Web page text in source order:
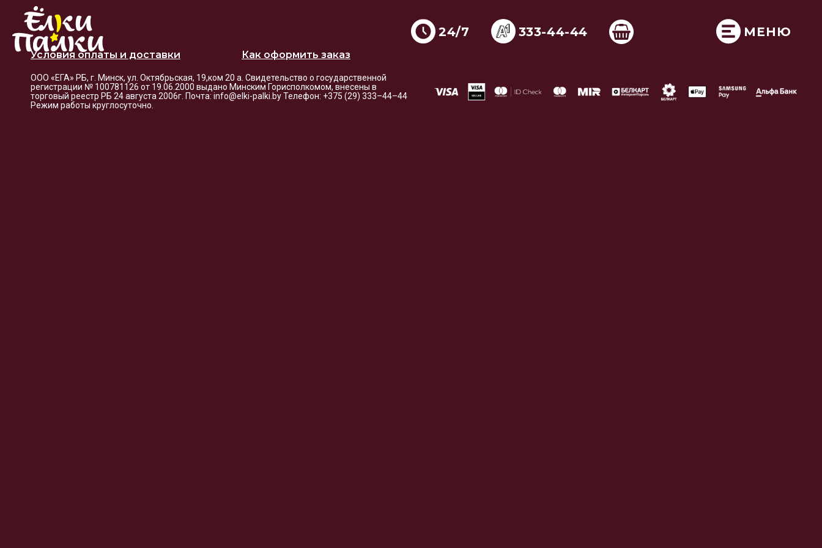
24/7 333-44-44 МЕНЮ
Условия оплаты и доставки Как оформить заказ
ООО «ЕГА» РБ, г. Минск, ул. Октябрьская, 19,ком 20 а. Свидетельство о государственной
регистрации № 100781126 от 19.06.2000 выдано Минским Горисполкомом, внесены в
торговый реестр РБ 24 августа 2006г. Почта: info@elki-palki.by Телефон: +375 (29) 333–44–44
Режим работы круглосуточно.